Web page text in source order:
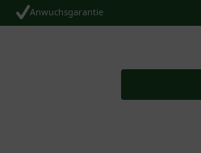
Anwuchsgarantie